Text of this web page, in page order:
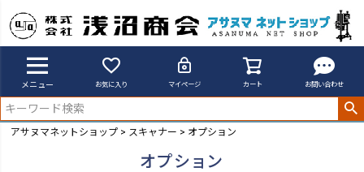
メニュー お気に入り マイページ カート お問い合わせ
アサヌマネットショップ スキャナー オプション
オプション